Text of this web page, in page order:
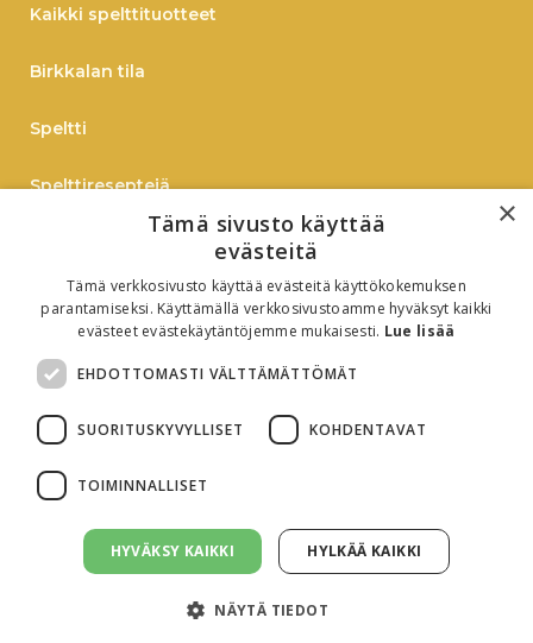
Kaikki spelttituotteet
Birkkalan tila
Speltti
Spelttireseptejä
Verkkokauppaan
B2B
Oiva-raportti
×
Tämä sivusto käyttää
evästeitä
Tämä verkkosivusto käyttää evästeitä käyttökokemuksen
parantamiseksi. Käyttämällä verkkosivustoamme hyväksyt kaikki
evästeet evästekäytäntöjemme mukaisesti. Lue lisää
EHDOTTOMASTI VÄLTTÄMÄTTÖMÄT
SUORITUSKYVYLLISET KOHDENTAVAT
TOIMINNALLISET
HYVÄKSY KAIKKI HYLKÄÄ KAIKKI
NÄYTÄ TIEDOT